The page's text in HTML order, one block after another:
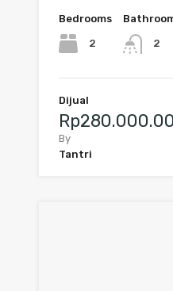
Bedrooms
2 2
Dijual
By
Tantri